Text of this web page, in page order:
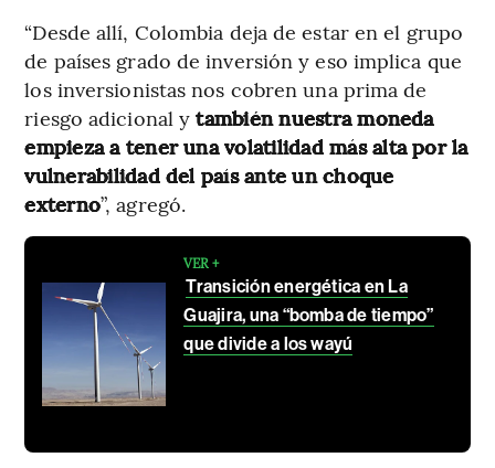
“Desde allí, Colombia deja de estar en el grupo
de países grado de inversión y eso implica que
los inversionistas nos cobren una prima de
riesgo adicional y también nuestra moneda
empieza a tener una volatilidad más alta por la
vulnerabilidad del país ante un choque
externo”, agregó.
VER +
Transición energética en La
Guajira, una “bomba de tiempo”
que divide a los wayú